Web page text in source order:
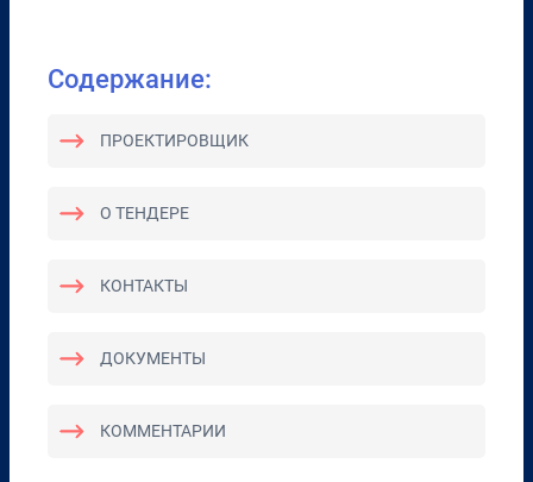
Содержание:
ПРОЕКТИРОВЩИК
О ТЕНДЕРЕ
КОНТАКТЫ
ДОКУМЕНТЫ
КОММЕНТАРИИ